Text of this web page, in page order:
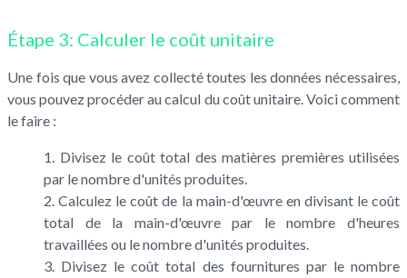
Étape 3: Calculer le coût unitaire
Une fois que vous avez collecté toutes les données nécessaires,
vous pouvez procéder au calcul du coût unitaire. Voici comment
le faire :
Divisez le coût total des matières premières utilisées
par le nombre d'unités produites.
Calculez le coût de la main-d'œuvre en divisant le coût
total de la main-d'œuvre par le nombre d'heures
travaillées ou le nombre d'unités produites.
Divisez le coût total des fournitures par le nombre